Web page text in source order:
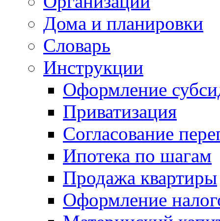
Дома и планировки
Словарь
Инструкции
Оформление
Приватизация
Согласование
Ипотека по шагам
Продажа квартиры
Оформление